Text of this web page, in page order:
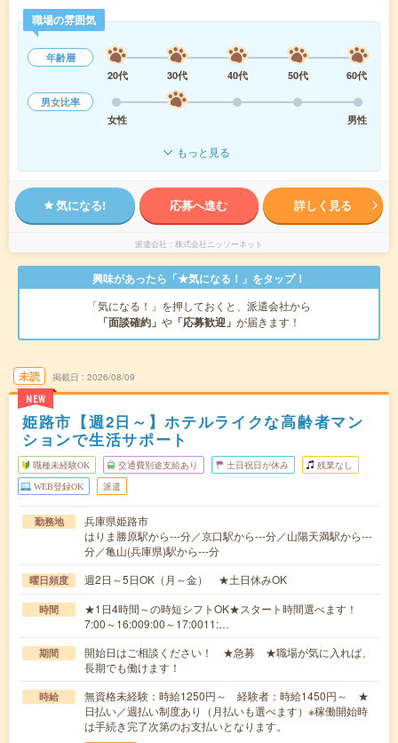
職場の雰囲気
年齢層
20代
30代 40代 50代
60代
男女比率
女性
男性
もっと見る
気になる! 応募へ進む 詳しく見る
派遣会社 株式会社ニッソーネット
興味があったら「★気になる！」をタップ！
「気になる！」を押しておくと、派遣会社から
「面談確約」 や 「応募歓迎」 が届きます！
未読
NEW
掲載日 2026/08/09
姫路市【週2日～】ホテルライクな高齢者マン
ションで生活サポート
職種未経験OK 交通費別途支給あり 土日祝日が休み 残業なし
WEB登録OK 派遣
勤務地
兵庫県姫路市
はりま勝原駅から---分／京口駅から---分／山陽天満駅から---
分／亀山(兵庫県)駅から---分
曜日頻度 週2日～5日OK（月～金） ★土日休みOK
時間
★1日4時間～の時短シフトOK★スタート時間選べます！
7:00～16:009:00～17:0011:…
期間
開始日はご相談ください！ ★急募 ★職場が気に入れば、
長期でも働けます！
時給
無資格未経験：時給1250円～ 経験者：時給1450円～ ★
日払い／週払い制度あり（月払いも選べます）※稼働開始時
は手続き完了次第のお支払いとなります。